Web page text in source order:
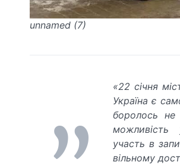
unnamed (7)
«22 січня
Україна є
боролось
участь в
вільному